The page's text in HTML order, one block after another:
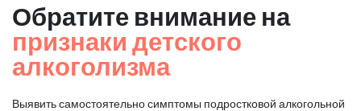
Обратите внимание на
признаки детского
алкоголизма
Выявить самостоятельно симптомы подростковой алкогольной